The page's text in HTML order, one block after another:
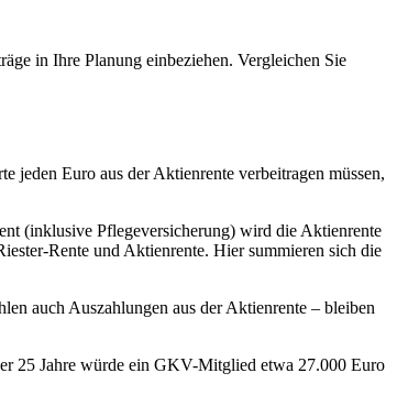
in Ihre Planung einbeziehen. Vergleichen Sie
jeden Euro aus der Aktienrente verbeitragen müssen,
(inklusive Pflegeversicherung) wird die Aktienrente
Rente und Aktienrente. Hier summieren sich die
auch Auszahlungen aus der Aktienrente – bleiben
25 Jahre würde ein GKV-Mitglied etwa 27.000 Euro